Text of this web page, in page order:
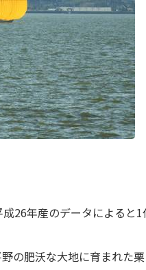
26年産のデータによると1
の肥沃な大地に育まれた